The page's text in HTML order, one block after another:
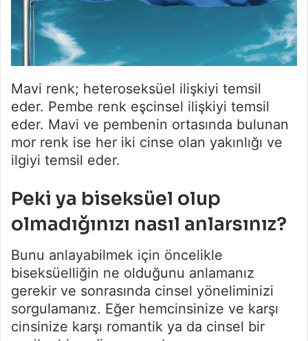
Mavi renk; heteroseksüel ilişkiyi temsil
eder. Pembe renk eşcinsel ilişkiyi temsil
eder. Mavi ve pembenin ortasında bulunan
mor renk ise her iki cinse olan yakınlığı ve
ilgiyi temsil eder.
Peki ya biseksüel olup
olmadığınızı nasıl anlarsınız?
Bunu anlayabilmek için öncelikle
biseksüelliğin ne olduğunu anlamanız
gerekir ve sonrasında cinsel yöneliminizi
sorgulamanız. Eğer hemcinsinize ve karşı
cinsinize karşı romantik ya da cinsel bir